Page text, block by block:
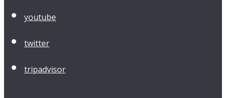
youtube
twitter
tripadvisor